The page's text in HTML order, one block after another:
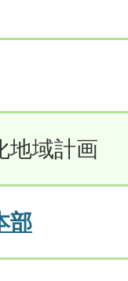
地域計画
部